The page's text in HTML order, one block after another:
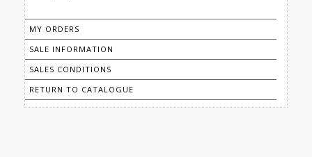
MY ORDERS
SALE INFORMATION
SALES CONDITIONS
RETURN TO CATALOGUE